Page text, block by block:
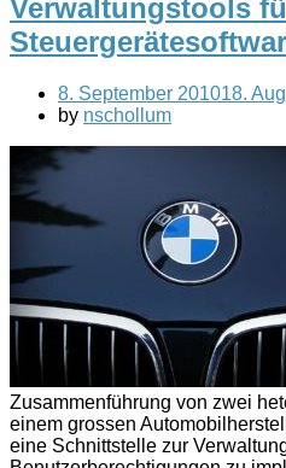
Verwaltungstools
8. September 201018.
by nschollum
Zusammenführung von zwei
einem grossen
eine Schnittstelle zur